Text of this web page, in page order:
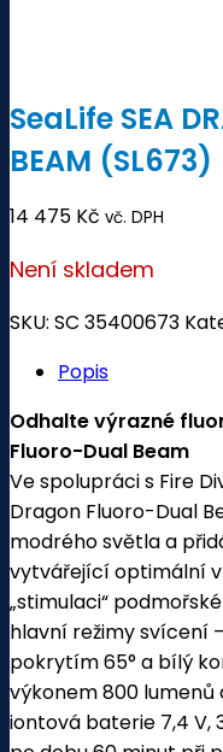
SeaLife SEA
BEAM (SL673)
14 475 Kč vč. DPH
Není skladem
SKU: SC 35400673
Popis
Odhalte výrazné
Fluoro-Dual Beam
Ve spolupráci s Fire
Dragon Fluoro-Dual
modrého světla a
vytvářející optimální
„stimulaci“
hlavní režimy svícení
pokrytím 65° a bílý
výkonem 800 lumenů
iontová baterie 7,4 V,